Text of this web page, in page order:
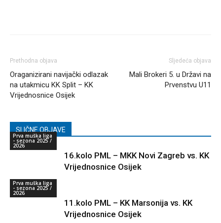
Prethodna objava
Oraganizirani navijački odlazak
na utakmicu KK Split – KK
Vrijednosnice Osijek
Sljedeća objava
Mali Brokeri 5. u Državi na
Prvenstvu U11
SLIČNE OBJAVE
Prva muška liga
- sezona 2025 /
2026
16.kolo PML – MKK Novi Zagreb vs. KK
Vrijednosnice Osijek
Prva muška liga
- sezona 2025 /
2026
11.kolo PML – KK Marsonija vs. KK
Vrijednosnice Osijek